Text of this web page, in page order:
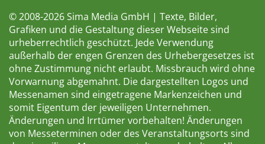
© 2008-2026 Sima Media GmbH | Texte, Bilder,
Grafiken und die Gestaltung dieser Webseite sind
urheberrechtlich geschützt. Jede Verwendung
außerhalb der engen Grenzen des Urhebergesetzes ist
ohne Zustimmung nicht erlaubt. Missbrauch wird ohne
Vorwarnung abgemahnt. Die dargestellten Logos und
Messenamen sind eingetragene Markenzeichen und
somit Eigentum der jeweiligen Unternehmen.
Änderungen und Irrtümer vorbehalten! Änderungen
von Messeterminen oder des Veranstaltungsorts sind